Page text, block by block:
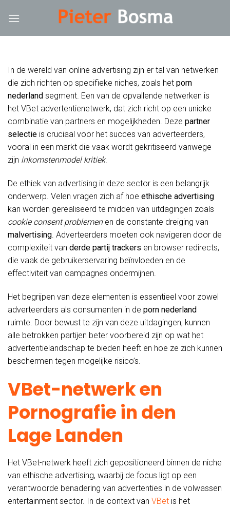
In de wereld van online advertising zijn er tal van netwerken
die zich richten op specifieke niches, zoals het porn
nederland segment. Een van de opvallende netwerken is
het VBet advertentienetwerk, dat zich richt op een unieke
combinatie van partners en mogelijkheden. Deze partner
selectie is cruciaal voor het succes van adverteerders,
vooral in een markt die vaak wordt gekritiseerd vanwege
zijn inkomstenmodel kritiek.
De ethiek van advertising in deze sector is een belangrijk
onderwerp. Velen vragen zich af hoe ethische advertising
kan worden gerealiseerd te midden van uitdagingen zoals
cookie consent problemenen de constante dreiging van
malvertising . Adverteerders moeten ook navigeren door de
complexiteit van derde partij trackers en browser redirects,
die vaak de gebruikerservaring beïnvloeden en de
effectiviteit van campagnes ondermijnen.
Het begrijpen van deze elementen is essentieel voor zowel
adverteerders als consumenten in de porn nederland
ruimte. Door bewust te zijn van deze uitdagingen, kunnen
alle betrokken partijen beter voorbereid zijn op wat het
advertentielandschap te bieden heeft en hoe ze zich kunnen
beschermen tegen mogelijke risico’s.
VBet-netwerk en
Pornografie in den
Lage Landen
Het VBet-netwerk heeft zich gepositioneerd binnen de niche
van ethische advertising, waarbij de focus ligt op een
verantwoorde benadering van advertenties in de volwassen
entertainment sector. In de context van VBet is het